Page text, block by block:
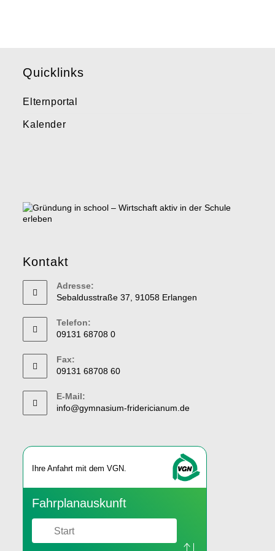
Quicklinks
Elternportal
Kalender
Kontakt
Adresse:
Sebaldusstraße 37, 91058 Erlangen
Telefon:
09131 68708 0
Fax:
09131 68708 60
E-Mail:
info@gymnasium-fridericianum.de
Ihre An­fahrt mit dem VGN.
Fahr­plan­aus­kunft